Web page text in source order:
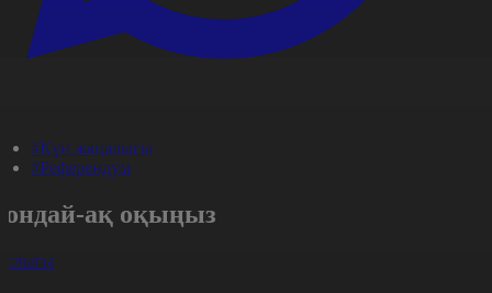
#Күн жаңалығы
#Референдум
ақ оқыңыз